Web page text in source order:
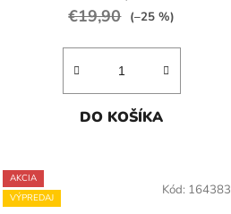
€19,90 (–25 %)
DO KOŠÍKA
AKCIA
VÝPREDAJ
Kód: 164383